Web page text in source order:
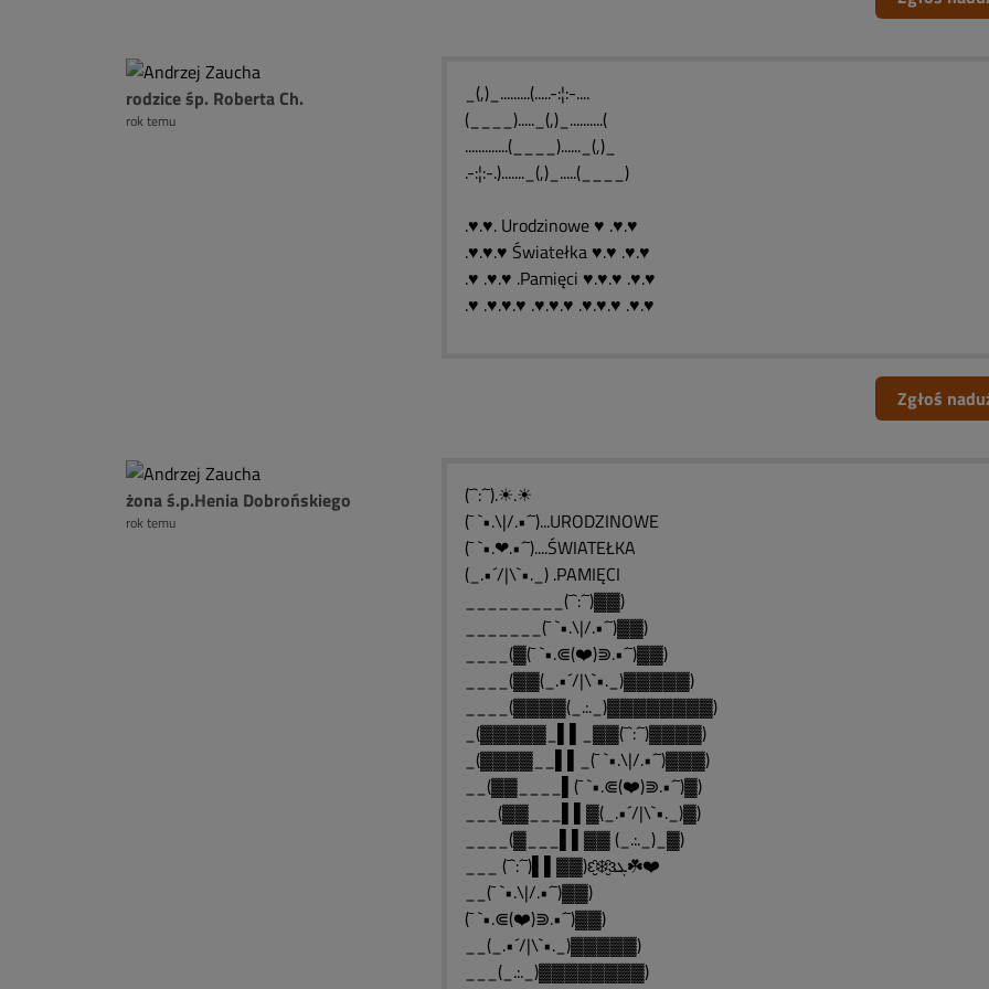
rodzice śp. Roberta Ch.
rok temu
_(,)_.........(.....-:¦:-....
(____)....._(,)_..........(
.............(____)......_(,)_
.-:¦:-.)......._(,)_.....(____)
.♥.♥. Urodzinowe ♥ .♥.♥
.♥.♥.♥ Światełka ♥.♥ .♥.♥
.♥ .♥.♥ .Pamięci ♥.♥.♥ .♥.♥
.♥ .♥.♥.♥ .♥.♥.♥ .♥.♥.♥ .♥.♥
Zgłoś
żona ś.p.Henia Dobrońskiego
rok temu
(¯`:´¯).☀.☀
(¯ `•.\|/.•´¯)...URODZINOWE
(¯ `•.❤.•´¯)....ŚWIATEŁKA
(_.•´/|\`•._) .PAMIĘCI
_________(¯`:´¯)▓▓)
_______(¯ `•.\|/.•´¯)▓▓)
____(▓(¯ `•.⋐(❤️)⋑.•´¯)▓▓)
____(▓▓(_.•´/|\`•._)▓▓▓▓▓)
____(▓▓▓▓(_.:._)▓▓▓▓▓▓▓▓)
_(▓▓▓▓▓_▌▌_▓▓(¯`:´¯)▓▓▓▓)
_(▓▓▓▓__▌▌_(¯ `•.\|/.•´¯)▓▓▓)
__(▓▓____▌(¯ `•.⋐(❤️)⋑.•´¯)▓)
___(▓▓___▌▌▓(_.•´/|\`•._)▓)
____(▓___▌▌▓▓ (_.:._)_▓)
___ (¯`:´¯)▌▌▓▓)ԑ̮̑❄️̮̑ɜܓ☘️❤️
__(¯ `•.\|/.•´¯)▓▓)
(¯ `•.⋐(❤️)⋑.•´¯)▓▓)
__(_.•´/|\`•._)▓▓▓▓▓)
___(_.:._)▓▓▓▓▓▓▓▓)